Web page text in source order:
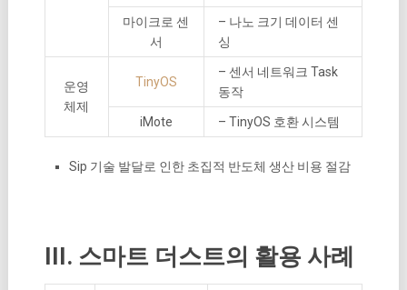
마이크로 센
서
– 나노 크기 데이터 센
싱
운영
체제
TinyOS
– 센서 네트워크 Task
동작
iMote – TinyOS 호환 시스템
Sip 기술 발달로 인한 초집적 반도체 생산 비용 절감
III. 스마트 더스트의 활용 사례